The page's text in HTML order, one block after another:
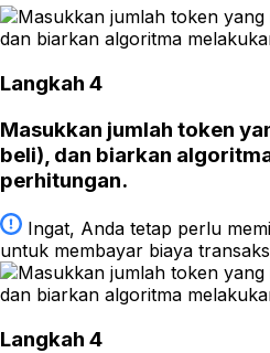
Langkah 4
Masukkan jumlah token
beli), dan biarkan
perhitungan.
Ingat, Anda tetap perlu
untuk membayar biaya
Langkah 4